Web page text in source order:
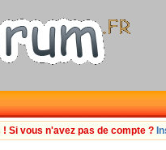
Si vous n'avez pas de compte ?